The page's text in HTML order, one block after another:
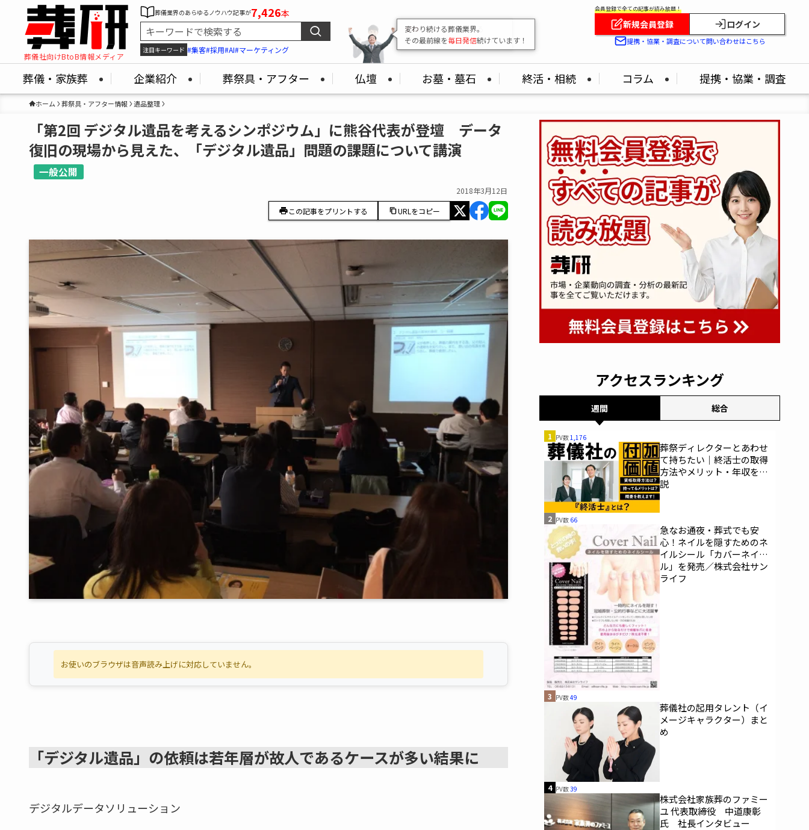
葬儀社向けBtoB情報メディア
葬儀業界のあらゆるノウハウ記事が7,426本
注目キーワード #集客#採用#AI#マーケティング
変わり続ける葬儀業界。
その最前線を毎日発信続けています！
会員登録で全ての記事が読み放題！
新規会員登録 ログイン
提携・協業・調査について問い合わせはこちら
葬儀・家族葬 企業紹介 葬祭具・アフター 仏壇 お墓・墓石 終活・相続 コラム 提携・協業・調査
ホーム 葬祭具・アフター情報 遺品整理
「第2回 デジタル遺品を考えるシンポジウム」に熊谷代表が登壇 データ
復旧の現場から見えた、「デジタル遺品」問題の課題について講演
一般公開
2018年3月12日
この記事をプリントする
URLをコピー
お使いのブラウザは音声読み上げに対応していません。
「デジタル遺品」の依頼は若年層が故人であるケースが多い結果に
デジタルデータソリューション
アクセスランキング
週間 総合
1 PV数1,176
葬祭ディレクターとあわせ
て持ちたい｜終活士の取得
方法やメリット・年収を解
説
2 PV数 66
急なお通夜・葬式でも安
心！ネイルを隠すためのネ
イルシール「カバーネイ
ル」を発売／株式会社サン
ライフ
3 PV数49
葬儀社の起用タレント（イ
メージキャラクター）まと
め
4 PV数39
株式会社家族葬のファミー
ユ 代表取締役 中道康彰
氏 社長インタビュー